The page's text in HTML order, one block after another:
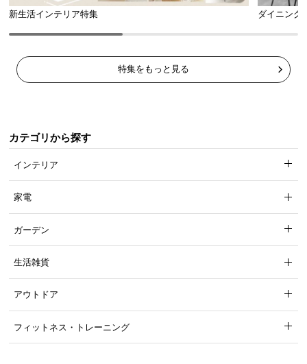
新生活インテリア特集 ダイニング
特集をもっと見る
カテゴリから探す
インテリア
家電
ガーデン
生活雑貨
アウトドア
フィットネス・トレーニング